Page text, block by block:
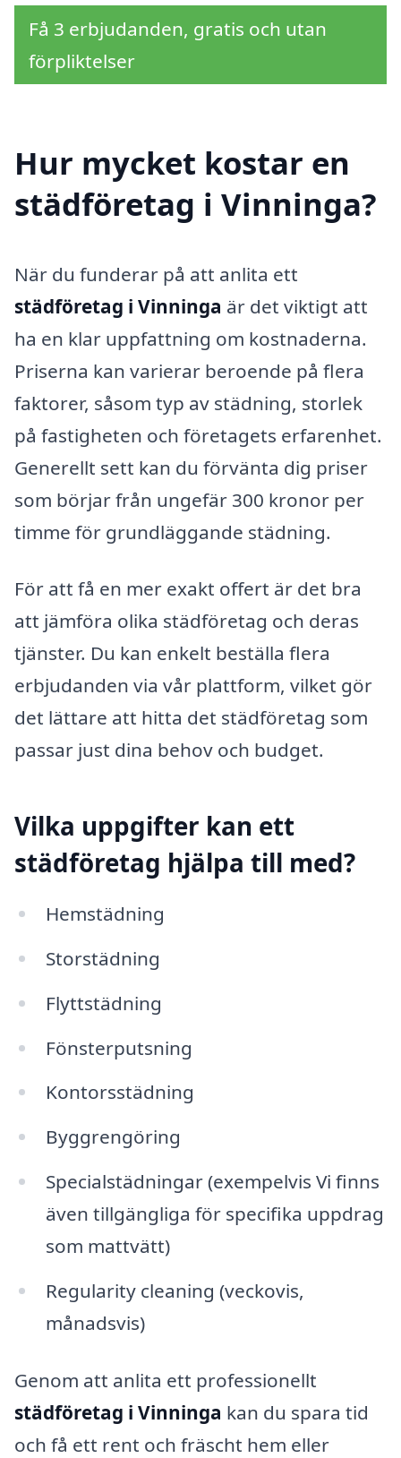
Få 3 erbjudanden, gratis och utan
förpliktelser
Hur mycket kostar en
städföretag i Vinninga?
När du funderar på att anlita ett
städföretag i Vinninga är det viktigt att
ha en klar uppfattning om kostnaderna.
Priserna kan varierar beroende på flera
faktorer, såsom typ av städning, storlek
på fastigheten och företagets erfarenhet.
Generellt sett kan du förvänta dig priser
som börjar från ungefär 300 kronor per
timme för grundläggande städning.
För att få en mer exakt offert är det bra
att jämföra olika städföretag och deras
tjänster. Du kan enkelt beställa flera
erbjudanden via vår plattform, vilket gör
det lättare att hitta det städföretag som
passar just dina behov och budget.
Vilka uppgifter kan ett
städföretag hjälpa till med?
Hemstädning
Storstädning
Flyttstädning
Fönsterputsning
Kontorsstädning
Byggrengöring
Specialstädningar (exempelvis Vi finns
även tillgängliga för specifika uppdrag
som mattvätt)
Regularity cleaning (veckovis,
månadsvis)
Genom att anlita ett professionellt
städföretag i Vinninga kan du spara tid
och få ett rent och fräscht hem eller